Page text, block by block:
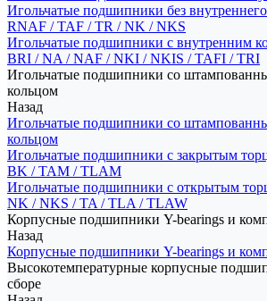
Игольчатые подшипники без
RNAF / TAF / TR / NK / NKS
Игольчатые подшипники с внутренним
BRI / NA / NAF / NKI / NKIS / TAFI / TRI
Игольчатые подшипники со
кольцом
Назад
Игольчатые подшипники со
кольцом
Игольчатые подшипники с закрытым
BK / TAM / TLAM
Игольчатые подшипники с открытым
NK / NKS / TA / TLA / TLAW
Корпусные подшипники Y-bearings и
Назад
Корпусные подшипники Y-bearings и
Высокотемпературные корпусные
сборе